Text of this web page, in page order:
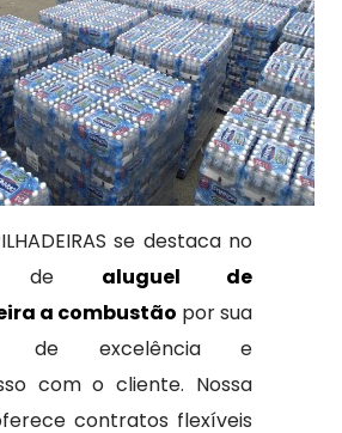
se destaca no
de aluguel de
a combustão por sua
de excelência e
com o cliente. Nossa
contratos flexíveis